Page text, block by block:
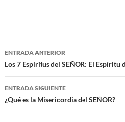
Navegación
de
entradas
ENTRADA ANTERIOR
Los 7 Espíritus del SEÑOR: El Espíritu
ENTRADA SIGUIENTE
¿Qué es la Misericordia del SEÑOR?